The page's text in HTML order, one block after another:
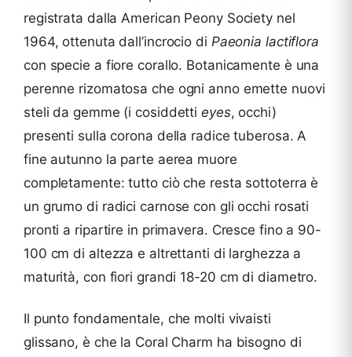
registrata dalla American Peony Society nel
1964, ottenuta dall’incrocio di Paeonia lactiflora
con specie a fiore corallo. Botanicamente è una
perenne rizomatosa che ogni anno emette nuovi
steli da gemme (i cosiddettieyes, occhi)
presenti sulla corona della radice tuberosa. A
fine autunno la parte aerea muore
completamente: tutto ciò che resta sottoterra è
un grumo di radici carnose con gli occhi rosati
pronti a ripartire in primavera. Cresce fino a 90-
100 cm di altezza e altrettanti di larghezza a
maturità, con fiori grandi 18-20 cm di diametro.
Il punto fondamentale, che molti vivaisti
glissano, è che la Coral Charm ha bisogno di